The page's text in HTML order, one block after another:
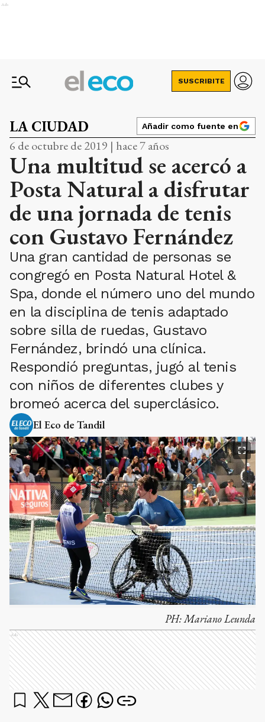
Ads
SUSCRIBITE
LA CIUDAD Añadir como fuente en
6 de octubre de 2019 | hace 7 años
Una multitud se acercó a
Posta Natural a disfrutar
de una jornada de tenis
con Gustavo Fernández
Una gran cantidad de personas se
congregó en Posta Natural Hotel &
Spa, donde el número uno del mundo
en la disciplina de tenis adaptado
sobre silla de ruedas, Gustavo
Fernández, brindó una clínica.
Respondió preguntas, jugó al tenis
con niños de diferentes clubes y
bromeó acerca del superclásico.
El Eco de Tandil
PH:Mariano Leunda
Ads